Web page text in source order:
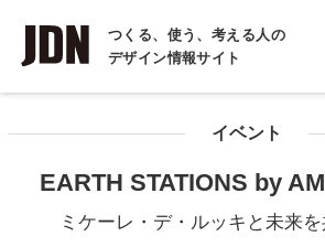
つくる、使う、考える人の
デザイン情報サイト
INTERVIEW
インタビュー
COLUMN
イベント
EARTH STATIONS by
ミケーレ・デ・ルッキと未来